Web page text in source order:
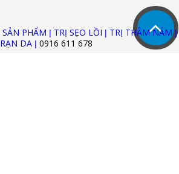
SẢN PHẨM | TRỊ SẸO LỒI | TRỊ THÂM NÁM|
RẠN DA | 0916 611 678